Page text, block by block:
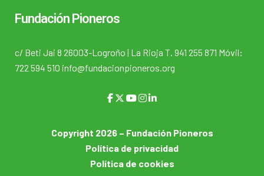
Fundación Pioneros
c/ Beti Jai 8 26003-Logroño | La Rioja T. 941 255 871 Móvil:
722 594 510 info@fundacionpioneros.org
Copyright 2026 – Fundación Pioneros
Política de privacidad
Política de cookies